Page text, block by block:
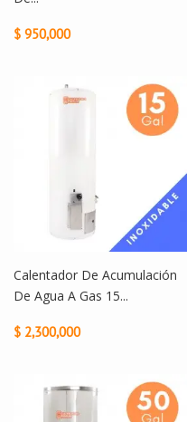
$ 950,000
Calentador De Acumulación
De Agua A Gas 15...
$ 2,300,000